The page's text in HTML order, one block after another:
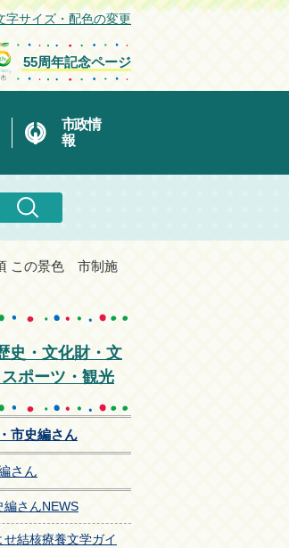
字サイズ・配色の変更
55周年記念ページ
市政情
報
この景色 市制施
史・文化財・文
ポーツ・観光
市史編さん
さん
編さんNEWS
せ結核療養文学ガイ